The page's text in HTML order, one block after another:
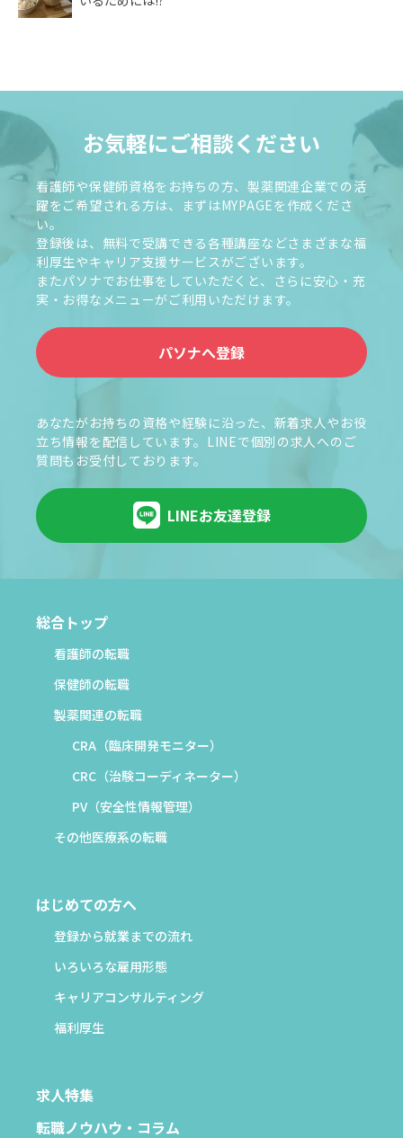
お気軽にご相談ください
看護師や保健師資格をお持ちの方、製薬関連企業での活
躍をご希望される方は、まずはMYPAGEを作成くださ
い。
登録後は、無料で受講できる各種講座などさまざまな福
利厚生やキャリア支援サービスがございます。
またパソナでお仕事をしていただくと、さらに安心・充
実・お得なメニューがご利用いただけます。
パソナへ登録
あなたがお持ちの資格や経験に沿った、新着求人やお役
立ち情報を配信しています。LINEで個別の求人へのご
質問もお受付しております。
LINEお友達登録
総合トップ
看護師の転職
保健師の転職
製薬関連の転職
CRA（臨床開発モニター）
CRC（治験コーディネーター）
PV（安全性情報管理）
その他医療系の転職
はじめての方へ
登録から就業までの流れ
いろいろな雇用形態
キャリアコンサルティング
福利厚生
求人特集
転職ノウハウ・コラム